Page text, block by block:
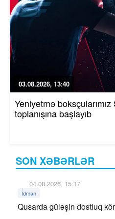
SON XƏBƏRLƏR
04.08.2026, 15:17
İdman
Qusarda güləşin dostluq
03.08.2026, 13:40
Yeniyetmə
toplanışına başlayıb